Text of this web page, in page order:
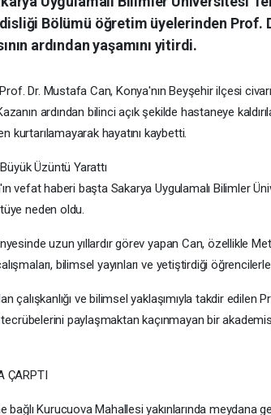
Bölümü öğretim üyelerinden Prof.
ardından yaşamını yitirdi.
Dr. Mustafa Can, Konya'nın Beyşehir ilçesi
ardından bilinci açık şekilde hastaneye
kurtarılamayarak hayatını kaybetti.
Üzüntü Yarattı
vefat haberi başta Sakarya Uygulamalı Bilimler
neden oldu.
uzun yıllardır görev yapan Can, özellikle
bilimsel yayınları ve yetiştirdiği
çalışkanlığı ve bilimsel yaklaşımıyla takdir edilen
paylaşmaktan kaçınmayan bir
ÇARPTI
bağlı Kurucuova Mahallesi yakınlarında meydana